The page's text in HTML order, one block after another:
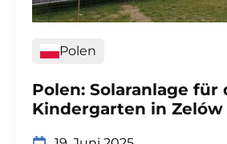
Polen
Polen: Solaranlage für
Kindergarten in Zelów